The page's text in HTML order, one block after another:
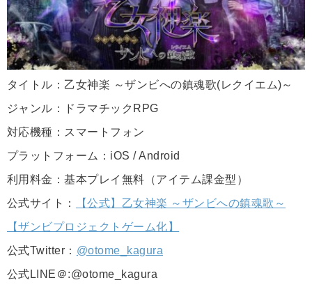
タイトル：乙女神楽 ～ザンビへの鎮魂歌(レクイエム)～
ジャンル：ドラマチックRPG
対応機種：スマートフォン
プラットフォーム：iOS / Android
利用料金：基本プレイ無料（アイテム課金型）
公式サイト：
【公式】乙女神楽 ～ザンビへの鎮魂歌～
【ザンビプロジェクトゲーム化】
公式Twitter： @otome_kagura
公式LINE＠:@otome_kagura